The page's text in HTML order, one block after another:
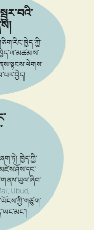
ཁྱེད་ཀྱི་
Ubud,